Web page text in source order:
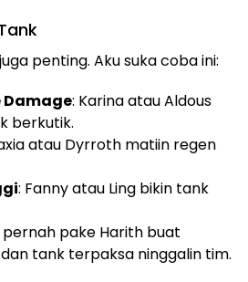
penting. Aku suka coba ini:
Damage: Karina atau Aldous
berkutik.
atau Dyrroth matiin regen
: Fanny atau Ling bikin tank
pernah pake Harith buat
tank terpaksa ninggalin tim.